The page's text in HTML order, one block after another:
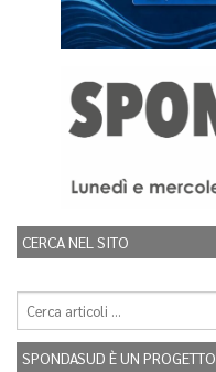
CERCA NEL SITO
SPONDASUD È UN PROGETTO